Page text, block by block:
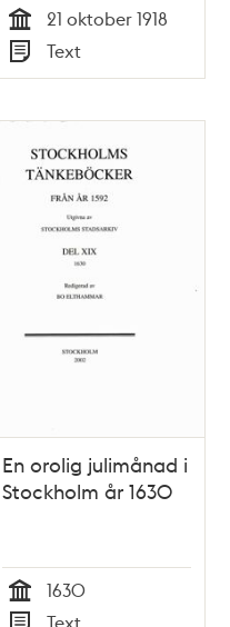
Tid
21 oktober 1918
Typ
Text
En orolig julimånad i
Stockholm år 1630
Tid
1630
Text